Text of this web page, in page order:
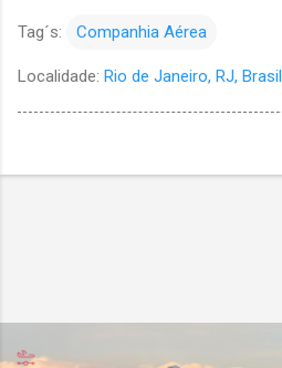
Tag´s: Companhia Aérea
Localidade: Rio de Janeiro, RJ, Brasil